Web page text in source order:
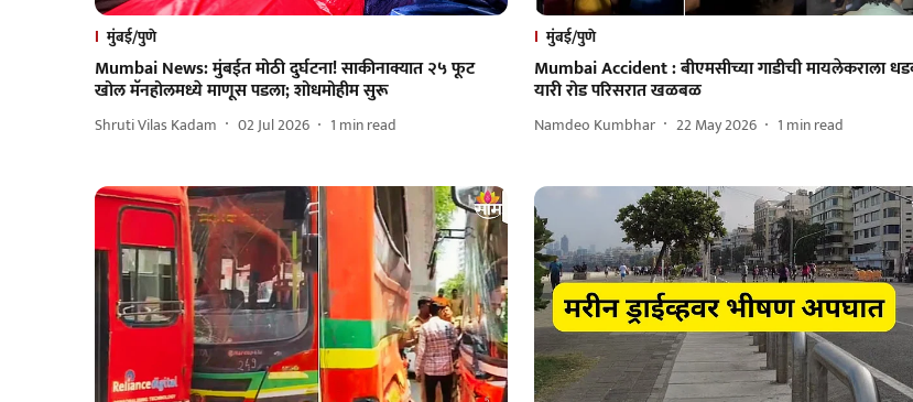
मुंबई/पुणे
Mumbai News: मुंबईत मोठी दुर्घटना! साकीनाक्यात २५ फूट
खोल मॅनहोलमध्ये माणूस पडला; शोधमोहीम सुरू
Shruti Vilas Kadam 02 Jul 2026 1 min read
मुंबई/पुणे
Mumbai Accident : बीएमसीच्या गाडीची मायलेकराला
यारी रोड परिसरात खळबळ
Namdeo Kumbhar 22 May 2026 1 min read